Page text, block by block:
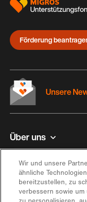
Förderung
Über uns
Kontakt und Hilfe
Inspiration
Unsere
Wir und unsere
ähnliche
bereitzustellen, zu
verbessern sowie